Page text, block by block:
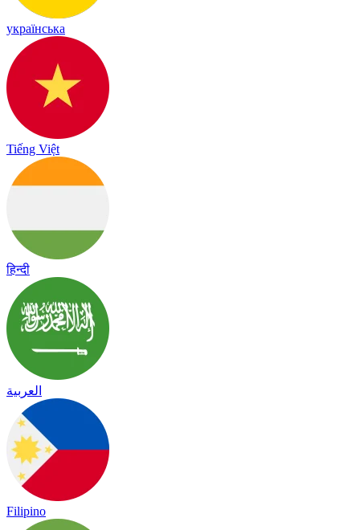
українська
Tiếng Việt
हिन्दी
العربية
Filipino